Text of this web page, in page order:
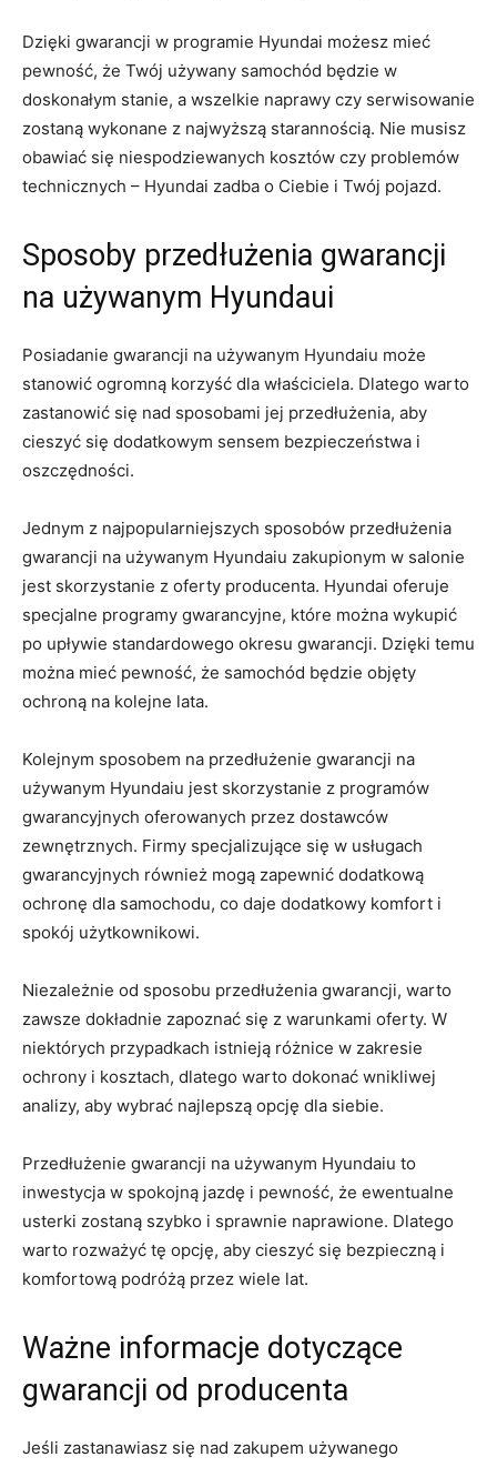
Dzięki gwarancji w programie Hyundai możesz ‍mieć
pewność,​ że Twój‌ używany ​samochód będzie⁣ w
doskonałym stanie, ⁤a wszelkie naprawy czy serwisowanie
zostaną wykonane⁣ z najwyższą starannością.⁤ Nie musisz
‌obawiać się niespodziewanych kosztów czy problemów
technicznych – Hyundai zadba o⁤ Ciebie i ​Twój​ pojazd.
Sposoby przedłużenia gwarancji
na używanym Hyundaui
Posiadanie⁢ gwarancji na używanym Hyundaiu może
stanowić ogromną korzyść dla właściciela. Dlatego warto​
zastanowić się nad sposobami​ jej przedłużenia, aby
cieszyć się ‌dodatkowym sensem ⁢bezpieczeństwa i
oszczędności.
Jednym z najpopularniejszych sposobów przedłużenia
gwarancji na używanym Hyundaiu zakupionym⁢ w salonie
‌jest skorzystanie z ‌oferty producenta.‍ Hyundai oferuje
specjalne ‍programy gwarancyjne,⁣ które można wykupić
po‍ upływie standardowego okresu gwarancji. ​Dzięki⁢ temu
można⁤ mieć⁢ pewność, że samochód będzie objęty
ochroną na ‌kolejne lata.
Kolejnym sposobem na ⁤przedłużenie⁣ gwarancji na
używanym Hyundaiu jest skorzystanie z programów
gwarancyjnych oferowanych⁤ przez dostawców
zewnętrznych. Firmy specjalizujące się w usługach
gwarancyjnych również​ mogą zapewnić⁣ dodatkową
ochronę dla samochodu, co daje‌ dodatkowy komfort⁤ i
spokój użytkownikowi.
Niezależnie‌ od sposobu⁤ przedłużenia gwarancji, warto
zawsze ⁣dokładnie zapoznać się z warunkami oferty.⁢ W
niektórych‍ przypadkach istnieją różnice w zakresie
ochrony i​ kosztach, dlatego warto dokonać wnikliwej
analizy, aby ‌wybrać najlepszą opcję dla ⁢siebie.
Przedłużenie gwarancji na używanym Hyundaiu to
inwestycja ⁣w ⁤spokojną jazdę i pewność, że ewentualne
usterki zostaną⁢ szybko i sprawnie ​naprawione. Dlatego
warto rozważyć ⁣tę ⁣opcję,⁣ aby cieszyć się bezpieczną i
komfortową ⁢podróżą przez⁣ wiele lat.
Ważne‍ informacje⁢ dotyczące
gwarancji od producenta
Jeśli ⁢zastanawiasz się⁣ nad zakupem ⁤używanego ​